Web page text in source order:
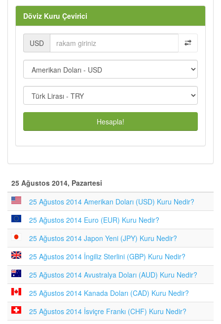
Döviz Kuru Çevirici
USD
Hesapla!
25 Ağustos 2014, Pazartesi
25 Ağustos 2014 Amerikan Doları (USD) Kuru Nedir?
25 Ağustos 2014 Euro (EUR) Kuru Nedir?
25 Ağustos 2014 Japon Yeni (JPY) Kuru Nedir?
25 Ağustos 2014 İngiliz Sterlini (GBP) Kuru Nedir?
25 Ağustos 2014 Avustralya Doları (AUD) Kuru Nedir?
25 Ağustos 2014 Kanada Doları (CAD) Kuru Nedir?
25 Ağustos 2014 İsviçre Frankı (CHF) Kuru Nedir?